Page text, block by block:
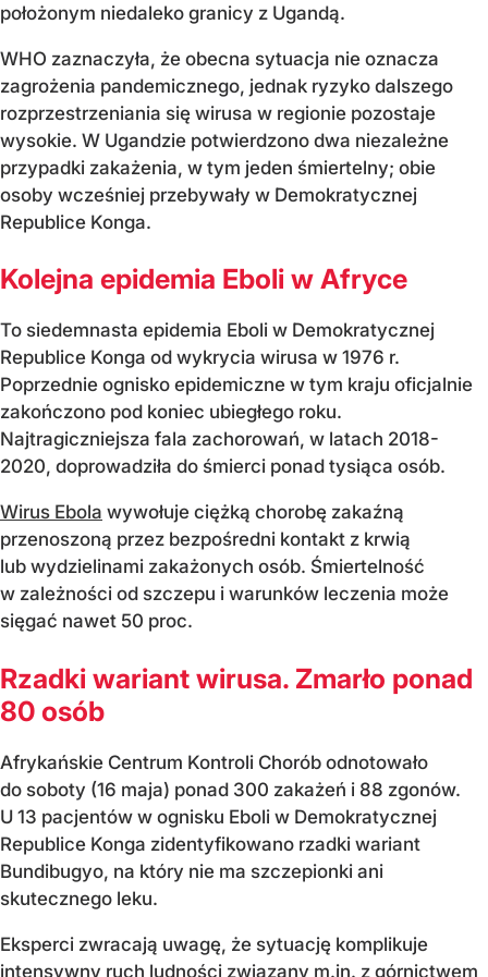
położonym niedaleko granicy z Ugandą.
WHO zaznaczyła, że obecna sytuacja nie oznacza
zagrożenia pandemicznego, jednak ryzyko dalszego
rozprzestrzeniania się wirusa w regionie pozostaje
wysokie. W Ugandzie potwierdzono dwa niezależne
przypadki zakażenia, w tym jeden śmiertelny; obie
osoby wcześniej przebywały w Demokratycznej
Republice Konga.
Kolejna epidemia Eboli w Afryce
To siedemnasta epidemia Eboli w Demokratycznej
Republice Konga od wykrycia wirusa w 1976 r.
Poprzednie ognisko epidemiczne w tym kraju oficjalnie
zakończono pod koniec ubiegłego roku.
Najtragiczniejsza fala zachorowań, w latach 2018-
2020, doprowadziła do śmierci ponad tysiąca osób.
Wirus Ebola wywołuje ciężką chorobę zakaźną
przenoszoną przez bezpośredni kontakt z krwią
lub wydzielinami zakażonych osób. Śmiertelność
w zależności od szczepu i warunków leczenia może
sięgać nawet 50 proc.
Rzadki wariant wirusa. Zmarło ponad
80 osób
Afrykańskie Centrum Kontroli Chorób odnotowało
do soboty (16 maja) ponad 300 zakażeń i 88 zgonów.
U 13 pacjentów w ognisku Eboli w Demokratycznej
Republice Konga zidentyfikowano rzadki wariant
Bundibugyo, na który nie ma szczepionki ani
skutecznego leku.
Eksperci zwracają uwagę, że sytuację komplikuje
intensywny ruch ludności związany m.in. z górnictwem